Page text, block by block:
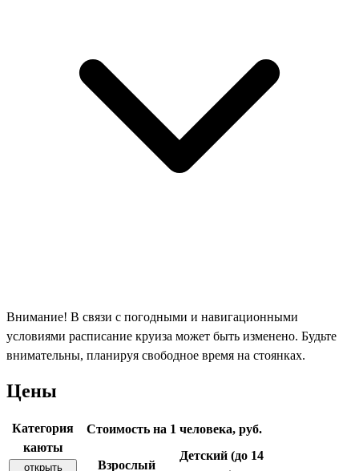
Внимание! В связи с погодными и навигационными
условиями расписание круиза может быть изменено. Будьте
внимательны, планируя свободное время на стоянках.
Цены
Категория
каюты
открыть
Стоимость на 1 человека, руб.
Взрослый
Детский (до 14